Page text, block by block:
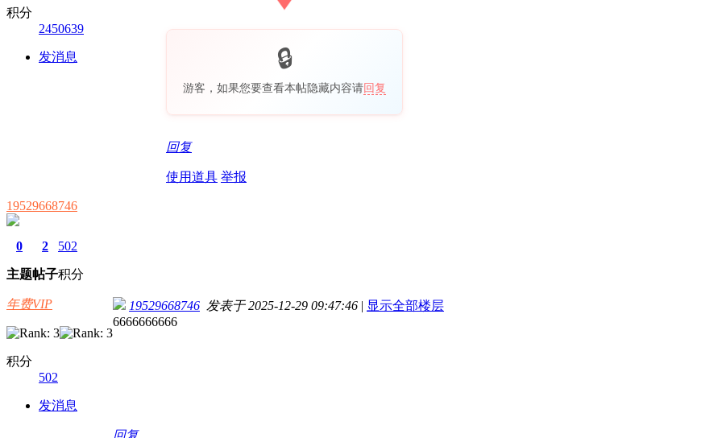
积分
2450639
发消息
游客，如果您要查看本帖隐藏内容请回复
回复
使用道具 举报
19529668746
0
主题
2
帖子
502
积分
年费VIP
积分
502
发消息
19529668746 发表于 2025-12-29 09:47:46 | 显示全部楼层
6666666666